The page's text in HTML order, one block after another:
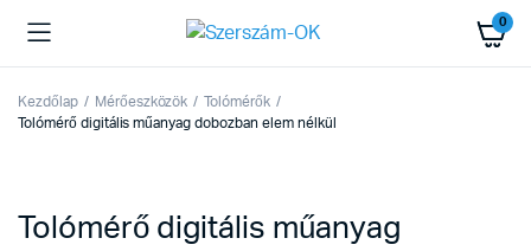
0
Kezdőlap Mérőeszközök
Tolómérők
Tolómérő digitális műanyag dobozban elem nélkül
Tolómérő digitális műanyag